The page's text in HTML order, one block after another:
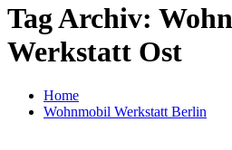
Tag Archiv:
Werkstatt Ost
Home
Wohnmobil Werkstatt Berlin